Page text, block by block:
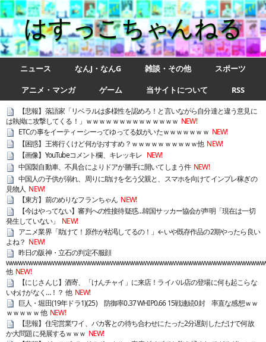
はすっこちゃんねる
ニュース なんJ・なんG 雑談・その他
スポーツ
アニメ・マンガ
ゲーム 当サイトについて RSS
【悲報】落語家「リベラルは多様性を認めろ！と言いながら自分達と違う意見に
は執拗に攻撃してくる！」ｗｗｗｗｗｗｗｗｗｗｗｗｗｗ NEW!
ETCの事をイーティーシーってゆってる奴がいたｗｗｗｗｗｗｗ NEW!
【困惑】王将行くけど何がおすすめ？ｗｗｗｗｗｗｗｗｗｗ他 NEW!
【画像】YouTubeコメント欄、キレッキレ NEW!
中国製自動車、不具合によりドアが勝手に開いてしまう件 NEW!
中国人の子供が溺れ、周りに助けを乞う父親と、スマホを向けてインプレ稼ぎの
見物人 NEW!
【東方】前のめりなフランちゃん NEW!
【今はやってない】審判への性接待疑惑…韓国サッカー協会が声明「現在は一切
発生していない」
NEW!
アニメ業界「助けて！原作が枯渇してるの！」←いや既存作品の2期やったら良い
よね？ NEW!
昨日の阪神・立石の判定不服顔
他 NEW!
【にじさんじ】酒寄、「けんチャイ」に来店！ライバル店の登場に何も起こらな
いわけがなく…！？ 他 NEW!
巨人・堀田(19年ドラ1)(25) 防御率0.37 WHIP0.66 15戦連続0封 率直な感想ｗｗ
ｗｗｗｗｗ 他 NEW!
【悲報】住宅営業ワイ、バカ客との待ち合わせにたった2分遅刻しただけで何故
か大問題に発展するｗｗｗ NEW!